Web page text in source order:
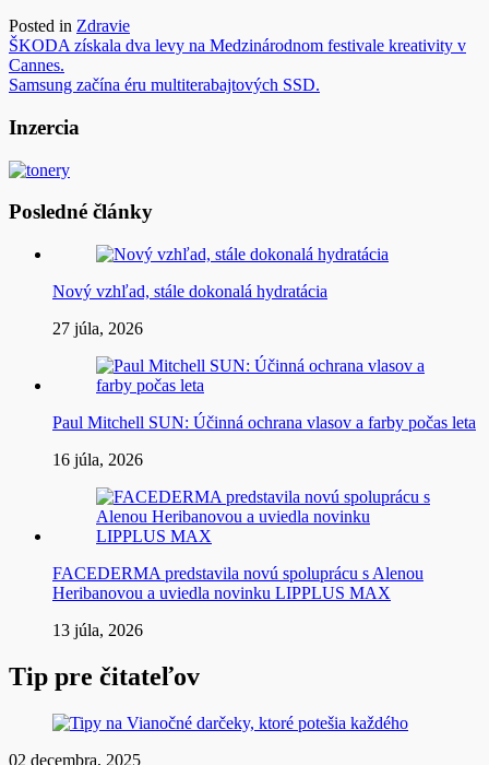
Posted in Zdravie
Navigácia
v
ŠKODA získala dva levy na Medzinárodnom festivale kreativity v
Cannes.
Samsung začína éru multiterabajtových SSD.
Inzercia
Posledné články
Nový vzhľad, stále dokonalá hydratácia
27 júla, 2026
Paul Mitchell SUN: Účinná ochrana vlasov a farby počas leta
16 júla, 2026
FACEDERMA predstavila novú spoluprácu s Alenou
Heribanovou a uviedla novinku LIPPLUS MAX
13 júla, 2026
Tip pre čitateľov
02 decembra, 2025